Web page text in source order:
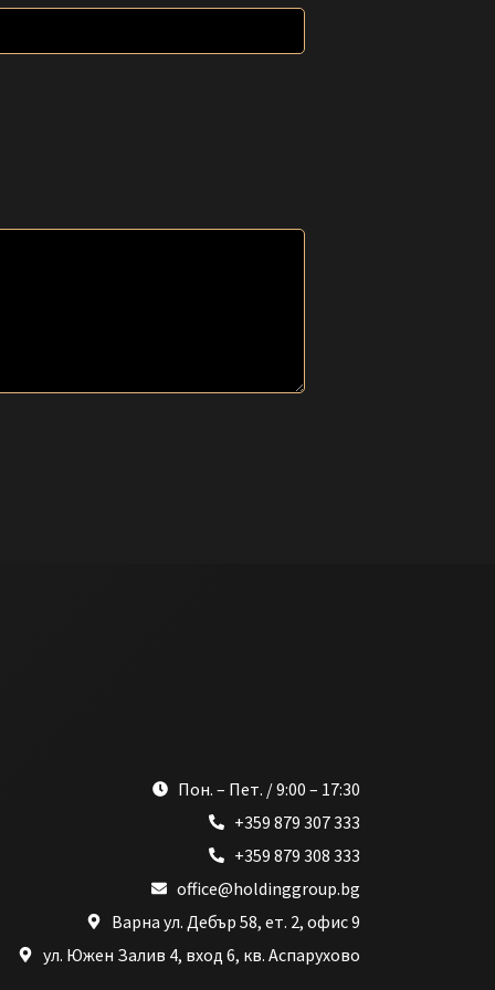
Пон. – Пет. / 9:00 – 17:30
+359 879 307 333
+359 879 308 333
office@holdinggroup.bg
Варна ул. Дебър 58, ет. 2, офис 9
ул. Южен Залив 4, вход 6, кв. Аспарухово